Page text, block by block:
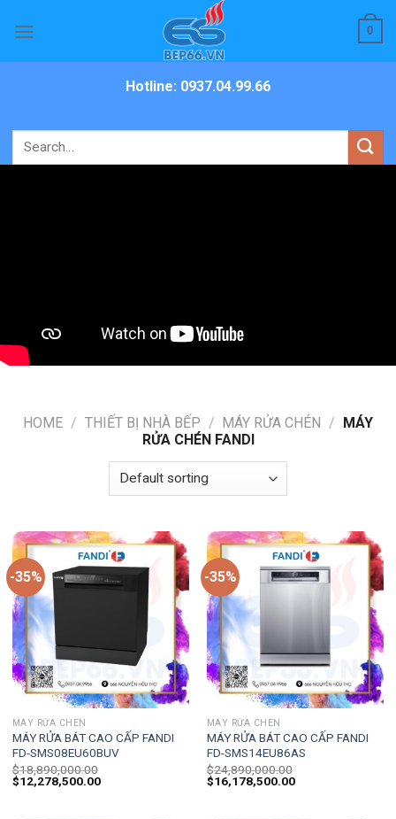
0
Hotline: 0937.04.99.66
Search
for:
HOME / THIẾT BỊ NHÀ BẾP / MÁY RỬA CHÉN / MÁY
RỬA CHÉN FANDI
-35%
MÁY RỬA CHÉN
MÁY RỬA BÁT CAO CẤP FANDI
FD-SMS08EU60BUV
$18,890,000.00
$12,278,500.00
-35%
MÁY RỬA CHÉN
MÁY RỬA BÁT CAO CẤP FANDI
FD-SMS14EU86AS
$24,890,000.00
$16,178,500.00